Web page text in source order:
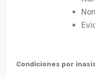
Condiciones por